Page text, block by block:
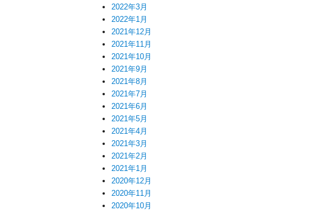
2022年3月
2022年1月
2021年12月
2021年11月
2021年10月
2021年9月
2021年8月
2021年7月
2021年6月
2021年5月
2021年4月
2021年3月
2021年2月
2021年1月
2020年12月
2020年11月
2020年10月